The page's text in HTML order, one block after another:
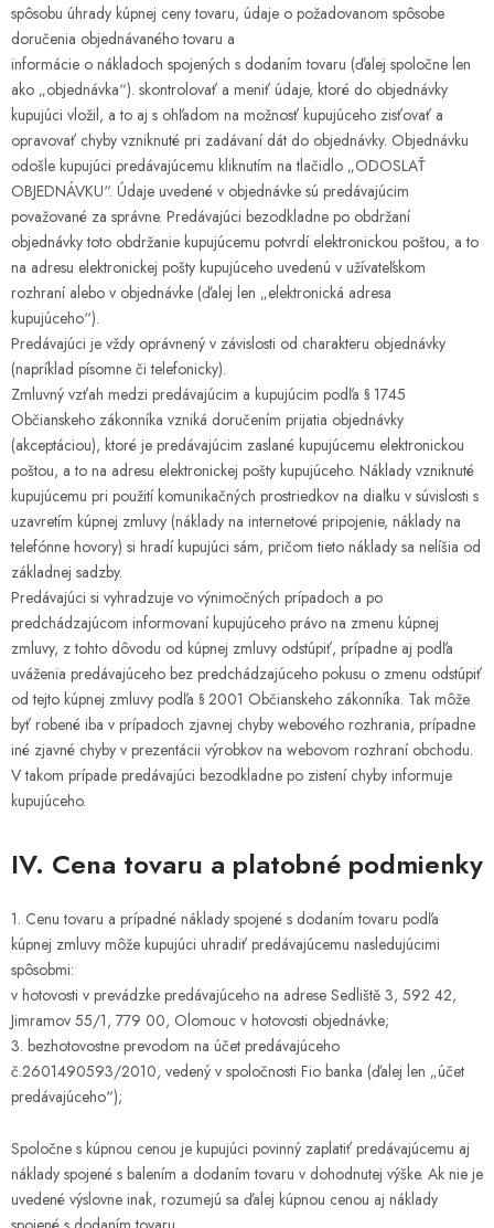
spôsobu úhrady kúpnej ceny tovaru, údaje o požadovanom spôsobe
doručenia objednávaného tovaru a
informácie o nákladoch spojených s dodaním tovaru (ďalej spoločne len
ako „objednávka“). skontrolovať a meniť údaje, ktoré do objednávky
kupujúci vložil, a to aj s ohľadom na možnosť kupujúceho zisťovať a
opravovať chyby vzniknuté pri zadávaní dát do objednávky. Objednávku
odošle kupujúci predávajúcemu kliknutím na tlačidlo „ODOSLAŤ
OBJEDNÁVKU“. Údaje uvedené v objednávke sú predávajúcim
považované za správne. Predávajúci bezodkladne po obdržaní
objednávky toto obdržanie kupujúcemu potvrdí elektronickou poštou, a to
na adresu elektronickej pošty kupujúceho uvedenú v užívateľskom
rozhraní alebo v objednávke (ďalej len „elektronická adresa
kupujúceho“).
Predávajúci je vždy oprávnený v závislosti od charakteru objednávky
(napríklad písomne ​​či telefonicky).
Zmluvný vzťah medzi predávajúcim a kupujúcim podľa § 1745
Občianskeho zákonníka vzniká doručením prijatia objednávky
(akceptáciou), ktoré je predávajúcim zaslané kupujúcemu elektronickou
poštou, a to na adresu elektronickej pošty kupujúceho. Náklady vzniknuté
kupujúcemu pri použití komunikačných prostriedkov na diaľku v súvislosti s
uzavretím kúpnej zmluvy (náklady na internetové pripojenie, náklady na
telefónne hovory) si hradí kupujúci sám, pričom tieto náklady sa nelíšia od
základnej sadzby.
Predávajúci si vyhradzuje vo výnimočných prípadoch a po
predchádzajúcom informovaní kupujúceho právo na zmenu kúpnej
zmluvy, z tohto dôvodu od kúpnej zmluvy odstúpiť, prípadne aj podľa
uváženia predávajúceho bez predchádzajúceho pokusu o zmenu odstúpiť
od tejto kúpnej zmluvy podľa § 2001 Občianskeho zákonníka. Tak môže
byť robené iba v prípadoch zjavnej chyby webového rozhrania, prípadne
iné zjavné chyby v prezentácii výrobkov na webovom rozhraní obchodu.
V takom prípade predávajúci bezodkladne po zistení chyby informuje
kupujúceho.
IV. Cena tovaru a platobné podmienky
1. Cenu tovaru a prípadné náklady spojené s dodaním tovaru podľa
kúpnej zmluvy môže kupujúci uhradiť predávajúcemu nasledujúcimi
spôsobmi:
v hotovosti v prevádzke predávajúceho na adrese Sedliště 3, 592 42,
Jimramov 55/1, 779 00, Olomouc v hotovosti objednávke;
3. bezhotovostne prevodom na účet predávajúceho
č.2601490593/2010, vedený v spoločnosti Fio banka (ďalej len „účet
predávajúceho“);
Spoločne s kúpnou cenou je kupujúci povinný zaplatiť predávajúcemu aj
náklady spojené s balením a dodaním tovaru v dohodnutej výške. Ak nie je
uvedené výslovne inak, rozumejú sa ďalej kúpnou cenou aj náklady